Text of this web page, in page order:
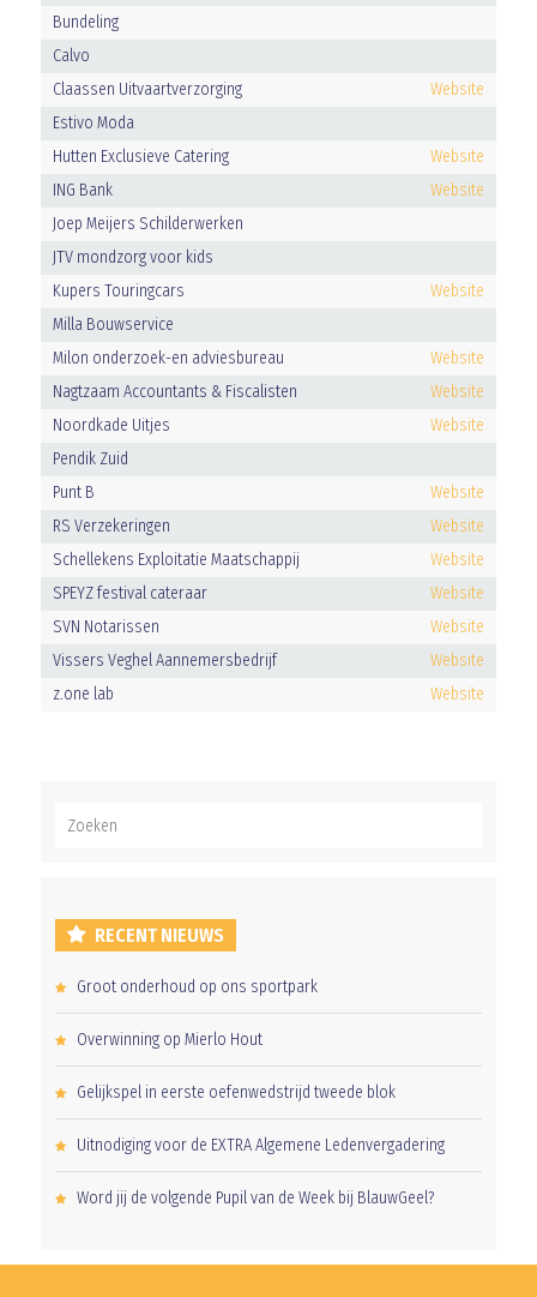
Bundeling
Calvo
Claassen Uitvaartverzorging
Website
Estivo Moda
Hutten Exclusieve Catering
Website
ING Bank
Website
Joep Meijers Schilderwerken
JTV mondzorg voor kids
Kupers Touringcars
Website
Milla Bouwservice
Milon onderzoek-en adviesbureau
Website
Nagtzaam Accountants & Fiscalisten
Website
Noordkade Uitjes
Website
Pendik Zuid
Punt B
Website
RS Verzekeringen
Website
Schellekens Exploitatie Maatschappij
Website
SPEYZ festival cateraar
Website
SVN Notarissen
Website
Vissers Veghel Aannemersbedrijf
Website
z.one lab
Website
RECENT NIEUWS
Groot onderhoud op ons sportpark
Overwinning op Mierlo Hout
Gelijkspel in eerste oefenwedstrijd tweede blok
Uitnodiging voor de EXTRA Algemene Ledenvergadering
Word jij de volgende Pupil van de Week bij BlauwGeel?